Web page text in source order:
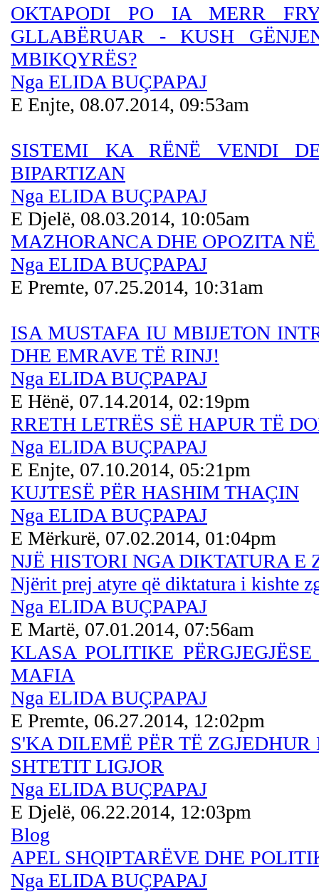
OKTAPODI PO IA MERR
GLLABËRUAR - KUSH
MBIKQYRËS?
Nga ELIDA BUÇPAPAJ
E Enjte, 08.07.2014, 09:53am
SISTEMI KA RËNË VENDI
BIPARTIZAN
Nga ELIDA BUÇPAPAJ
E Djelë, 08.03.2014, 10:05am
MAZHORANCA DHE OPOZITA
Nga ELIDA BUÇPAPAJ
E Premte, 07.25.2014, 10:31am
ISA MUSTAFA IU MBIJETON
DHE EMRAVE TË RINJ!
Nga ELIDA BUÇPAPAJ
E Hënë, 07.14.2014, 02:19pm
RRETH LETRËS SË HAPUR TË
Nga ELIDA BUÇPAPAJ
E Enjte, 07.10.2014, 05:21pm
KUJTESË PËR HASHIM THAÇIN
Nga ELIDA BUÇPAPAJ
E Mërkurë, 07.02.2014, 01:04pm
NJË HISTORI NGA DIKTATURA
Njërit prej atyre që diktatura i kishte
Nga ELIDA BUÇPAPAJ
E Martë, 07.01.2014, 07:56am
KLASA POLITIKE
MAFIA
Nga ELIDA BUÇPAPAJ
E Premte, 06.27.2014, 12:02pm
S'KA DILEMË PËR TË
SHTETIT LIGJOR
Nga ELIDA BUÇPAPAJ
E Djelë, 06.22.2014, 12:03pm
Blog
APEL SHQIPTARËVE DHE
Nga ELIDA BUÇPAPAJ